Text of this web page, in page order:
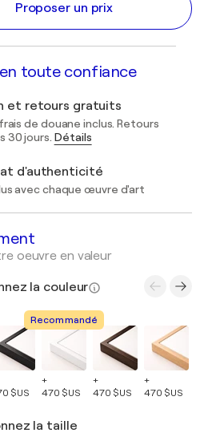
Proposer un prix
toute confiance
et retours gratuits
de douane inclus. Retours
30 jours. Détails
d'authenticité
avec chaque œuvre d'art
oeuvre en valeur
la couleur
$US
Recommandé
+
470 $US
+
470 $US
+
470 $US
la taille